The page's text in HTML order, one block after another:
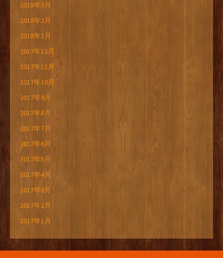
2018年3月
2018年2月
2018年1月
2017年12月
2017年11月
2017年10月
2017年9月
2017年8月
2017年7月
2017年6月
2017年5月
2017年4月
2017年3月
2017年2月
2017年1月